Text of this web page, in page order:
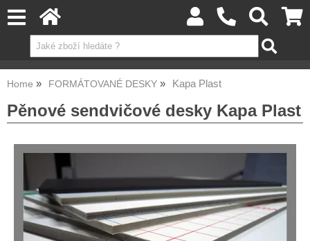
Home FORMÁTOVANÉ DESKY Kapa Plast
Pěnové sendvičové desky Kapa Plast